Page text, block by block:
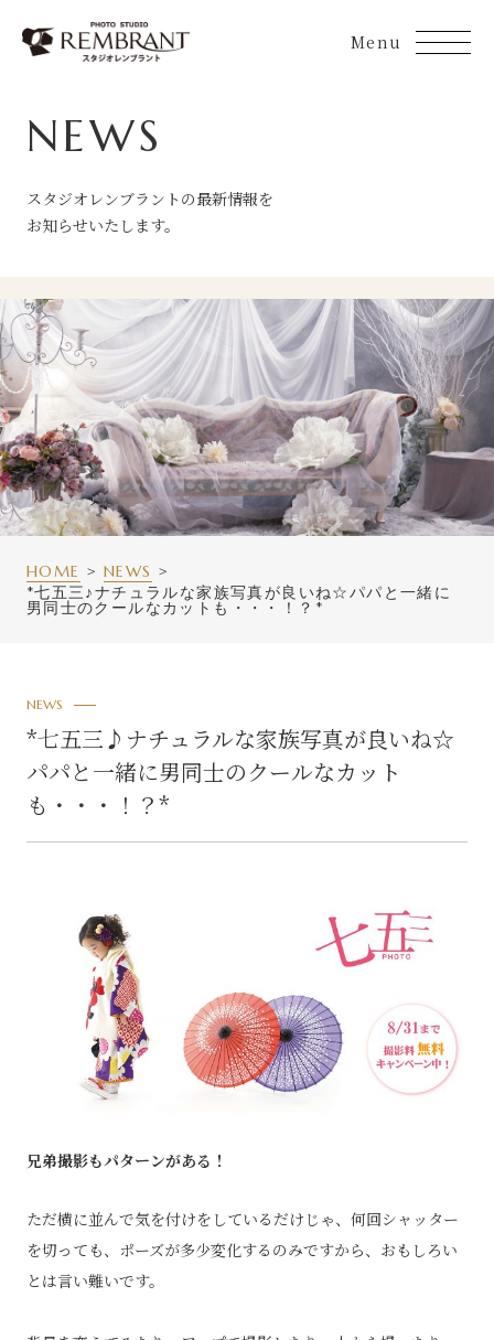
NEWS
スタジオレンブラントの最新情報を
お知らせいたします。
HOME
NEWS
*七五三♪ナチュラルな家族写真が良いね☆パパと一緒に
男同士のクールなカットも・・・！？*
NEWS
*七五三♪ナチュラルな家族写真が良いね☆
パパと一緒に男同士のクールなカット
も・・・！？*
兄弟撮影もパターンがある！
ただ横に並んで気を付けをしているだけじゃ、何回シャッター
を切っても、ポーズが多少変化するのみですから、おもしろい
とは言い難いです。